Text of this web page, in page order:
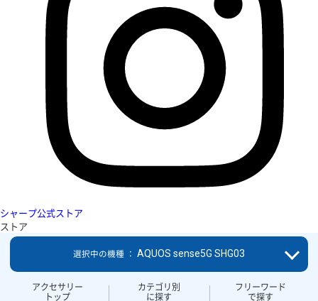
シャープ公式ストア
ストア
アクセサリー
トップ
カテゴリ別
に探す
フリーワード
で探す
選択中の機種 ： AQUOS sense5G SHG03